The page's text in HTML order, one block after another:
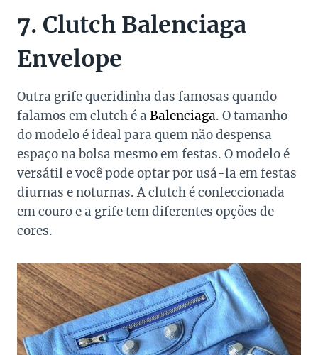
7. Clutch Balenciaga
Envelope
Outra grife queridinha das famosas quando
falamos em clutch é a Balenciaga. O tamanho
do modelo é ideal para quem não despensa
espaço na bolsa mesmo em festas. O modelo é
versátil e você pode optar por usá-la em festas
diurnas e noturnas. A clutch é confeccionada
em couro e a grife tem diferentes opções de
cores.